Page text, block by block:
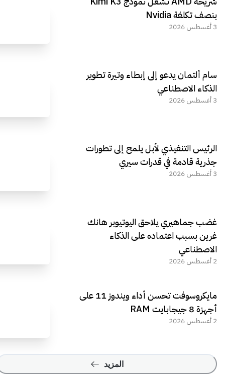
الجديد REDMAGIC 11 AIR
بنصف تكلفة Nvidia
3 أغسطس 2026
سام ألتمان يدعو إلى إبطاء وتيرة تطوير
الذكاء الاصطناعي
3 أغسطس 2026
الرئيس التنفيذي لأبل يلمح إلى تطورات
جذرية قادمة في قدرات سيري
3 أغسطس 2026
غضب جماهيري يلاحق اليوتيوبر هانك
غرين بسبب اعتماده على الذكاء
الاصطناعي
2 أغسطس 2026
مايكروسوفت تحسن أداء ويندوز 11 على
أجهزة 8 جيجابايت RAM
2 أغسطس 2026
المزيد